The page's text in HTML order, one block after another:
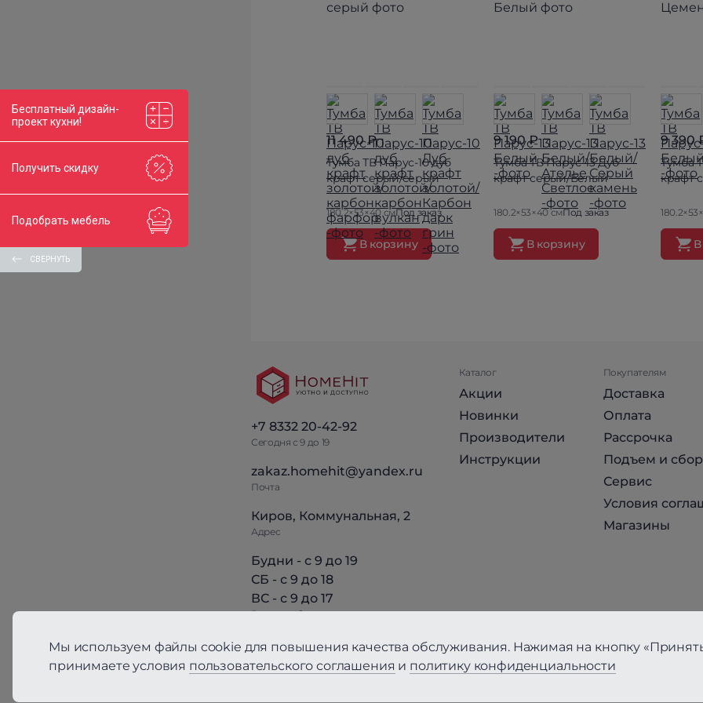
11 490 ₽
Тумба ТВ Парус-10 дуб
крафт серый/серый
180.2×53×40 смПод заказ
В корзину
9 190 ₽
Тумба ТВ Парус-13 Дуб
крафт серый/Белый
180.2×53×40 смПод заказ
В корзину
9 390
Тумба
крафт
+7 8332 20-42-92
Сегодня с 9 до 19
zakaz.homehit@yandex.ru
Почта
Киров, Коммунальная, 2
Адрес
Будни - с 9 до 19
СБ - с 9 до 18
ВС - с 9 до 17
Режим работы
Каталог
Акции
Новинки
Производители
Инструкции
Покупателям
Доставка
Оплата
Рассрочка
Подъем и
Сервис
Условия
Магазины
Мы используем файлы cookie для повышения качества обслуживания. Нажимая на кнопку
принимаете условия пользовательского соглашения и политику конфиденциальности
Бесплатный дизайн-
проект кухни!
Получить скидку
Подобрать мебель
СВЕРНУТЬ